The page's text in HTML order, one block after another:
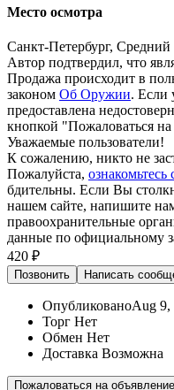
Место осмотра
Санкт-Петербург,
Автор подтвердил, что
Продажа происходит в
законом Об Оружии. Если
предоставлена
кнопкой "Пожаловаться
Уважаемые пользователи!
К сожалению, никто не
Пожалуйста, ознакомьтесь
бдительны. Если Вы
нашем сайте, напишите
правоохранительные
данные по официальному
420 ₽
Позвонить Написать
ОпубликованоAug 9,
Торг Нет
Обмен Нет
Доставка Возможна
Пожаловаться на объявление